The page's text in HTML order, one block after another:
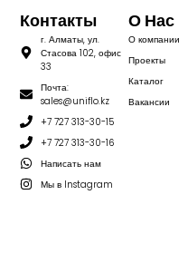
О Нас
О компании
Проекты
Каталог
Вакансии
Контакты
г. Алматы, ул.
Стасова 102, офис
33
Почта:
sales@uniflo.kz
+7 727 313-30-15
+7 727 313-30-16
Написать нам
Мы в Instagram